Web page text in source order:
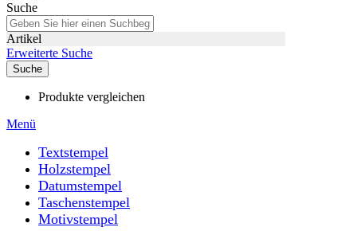
Suche
Artikel
Erweiterte Suche
Suche
Produkte vergleichen
Menü
Textstempel
Holzstempel
Datumstempel
Taschenstempel
Motivstempel